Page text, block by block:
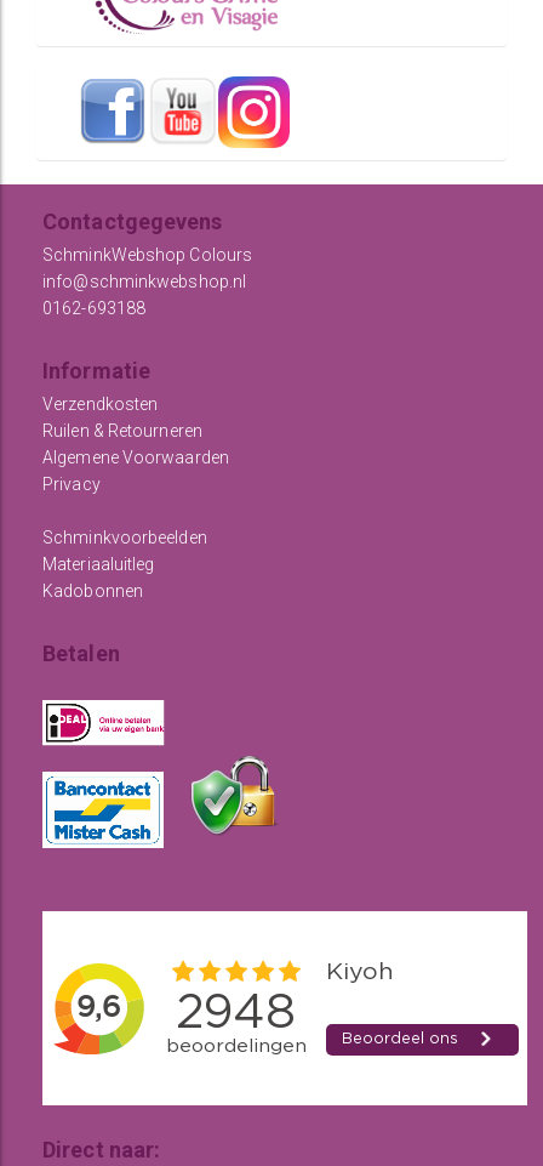
Contactgegevens
SchminkWebshop Colours
info@schminkwebshop.nl
0162-693188
Informatie
Verzendkosten
Ruilen & Retourneren
Algemene Voorwaarden
Privacy
Schminkvoorbeelden
Materiaaluitleg
Kadobonnen
Betalen
Direct naar: